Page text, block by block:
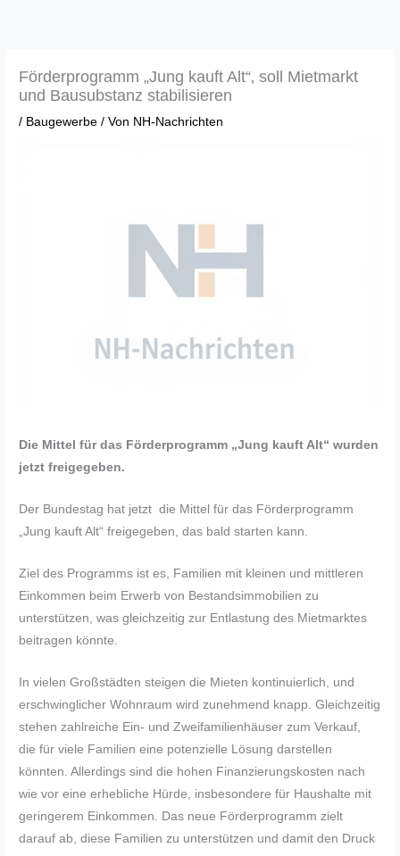
Förderprogramm „Jung kauft Alt“‚ soll Mietmarkt
und Bausubstanz stabilisieren
/ Baugewerbe / Von NH-Nachrichten
Die Mittel für das Förderprogramm „Jung kauft Alt“ wurden
jetzt freigegeben.
Der Bundestag hat jetzt die Mittel für das Förderprogramm
„Jung kauft Alt“ freigegeben, das bald starten kann.
Ziel des Programms ist es, Familien mit kleinen und mittleren
Einkommen beim Erwerb von Bestandsimmobilien zu
unterstützen, was gleichzeitig zur Entlastung des Mietmarktes
beitragen könnte.
In vielen Großstädten steigen die Mieten kontinuierlich, und
erschwinglicher Wohnraum wird zunehmend knapp. Gleichzeitig
stehen zahlreiche Ein- und Zweifamilienhäuser zum Verkauf,
die für viele Familien eine potenzielle Lösung darstellen
könnten. Allerdings sind die hohen Finanzierungskosten nach
wie vor eine erhebliche Hürde, insbesondere für Haushalte mit
geringerem Einkommen. Das neue Förderprogramm zielt
darauf ab, diese Familien zu unterstützen und damit den Druck